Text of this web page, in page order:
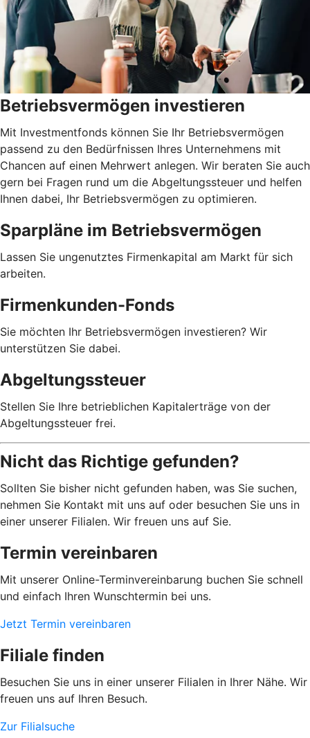
Betriebsvermögen investieren
Mit Investmentfonds können Sie Ihr Betriebsvermögen
passend zu den Bedürfnissen Ihres Unternehmens mit
Chancen auf einen Mehrwert anlegen. Wir beraten Sie auch
gern bei Fragen rund um die Abgeltungssteuer und helfen
Ihnen dabei, Ihr Betriebsvermögen zu optimieren.
Sparpläne im Betriebsvermögen
Lassen Sie ungenutztes Firmenkapital am Markt für sich
arbeiten.
Firmenkunden-Fonds
Sie möchten Ihr Betriebsvermögen investieren? Wir
unterstützen Sie dabei.
Abgeltungssteuer
Stellen Sie Ihre betrieblichen Kapitalerträge von der
Abgeltungssteuer frei.
Nicht das Richtige gefunden?
Sollten Sie bisher nicht gefunden haben, was Sie suchen,
nehmen Sie Kontakt mit uns auf oder besuchen Sie uns in
einer unserer Filialen. Wir freuen uns auf Sie.
Termin vereinbaren
Mit unserer Online-Terminvereinbarung buchen Sie schnell
und einfach Ihren Wunschtermin bei uns.
Jetzt Termin vereinbaren
Filiale finden
Besuchen Sie uns in einer unserer Filialen in Ihrer Nähe. Wir
freuen uns auf Ihren Besuch.
Zur Filialsuche